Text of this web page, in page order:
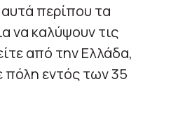
περίπου τα
να καλύψουν τις
από την Ελλάδα,
πόλη εντός των 35